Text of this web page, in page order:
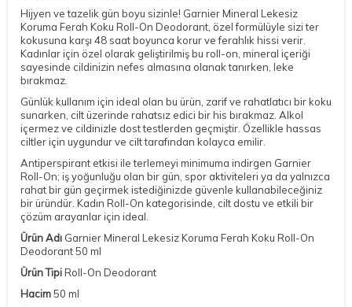
Hijyen ve tazelik gün boyu sizinle! Garnier Mineral Lekesiz
Koruma Ferah Koku Roll-On Deodorant, özel formülüyle sizi ter
kokusuna karşı 48 saat boyunca korur ve ferahlık hissi verir.
Kadınlar için özel olarak geliştirilmiş bu roll-on, mineral içeriği
sayesinde cildinizin nefes almasına olanak tanırken, leke
bırakmaz.
Günlük kullanım için ideal olan bu ürün, zarif ve rahatlatıcı bir koku
sunarken, cilt üzerinde rahatsız edici bir his bırakmaz. Alkol
içermez ve cildinizle dost testlerden geçmiştir. Özellikle hassas
ciltler için uygundur ve cilt tarafından kolayca emilir.
Antiperspirant etkisi ile terlemeyi minimuma indirgen Garnier
Roll-On; iş yoğunluğu olan bir gün, spor aktiviteleri ya da yalnızca
rahat bir gün geçirmek istediğinizde güvenle kullanabileceğiniz
bir üründür. Kadın Roll-On kategorisinde, cilt dostu ve etkili bir
çözüm arayanlar için ideal.
Ürün Adı Garnier Mineral Lekesiz Koruma Ferah Koku Roll-On
Deodorant 50 ml
Ürün TipiRoll-On Deodorant
Hacim50 ml